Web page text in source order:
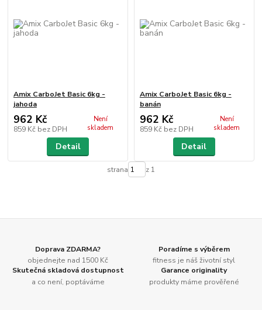
Amix CarboJet Basic 6kg -
jahoda
962 Kč
859 Kč bez DPH
Není
skladem
Detail
Amix CarboJet Basic 6kg -
banán
962 Kč
859 Kč bez DPH
Není
skladem
Detail
strana z 1
Doprava ZDARMA?
objednejte nad 1500 Kč
Poradíme s výběrem
fitness je náš životní styl
Skutečná skladová dostupnost
a co není, poptáváme
Garance originality
produkty máme prověřené